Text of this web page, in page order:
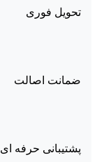
تحویل فوری
ضمانت اصالت
پشتیبانی حرفه ای